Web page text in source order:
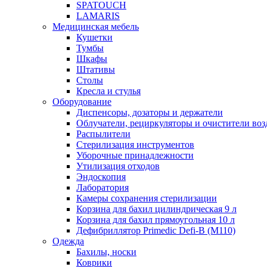
SPATOUCH
LAMARIS
Медицинская мебель
Кушетки
Тумбы
Шкафы
Штативы
Столы
Кресла и стулья
Оборудование
Диспенсоры, дозаторы и держатели
Облучатели, рециркуляторы и очистители
Распылители
Стерилизация инструментов
Уборочные принадлежности
Утилизация отходов
Эндоскопия
Лаборатория
Камеры сохранения стерилизации
Корзина для бахил цилиндрическая 9 л
Корзина для бахил прямоугольная 10 л
Дефибриллятор Primedic Defi-B (M110)
Одежда
Бахилы, носки
Коврики